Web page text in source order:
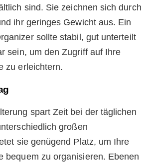
sind. Sie zeichnen sich durch
ihr geringes Gewicht aus. Ein
sollte stabil, gut unterteilt
sein, um den Zugriff auf Ihre
zu erleichtern.
spart Zeit bei der täglichen
großen
sie genügend Platz, um Ihre
bequem zu organisieren. Ebenen